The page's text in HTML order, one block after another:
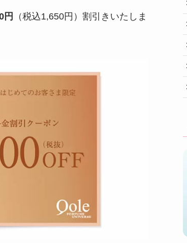
円
（税込1,650円）割引きいたしま